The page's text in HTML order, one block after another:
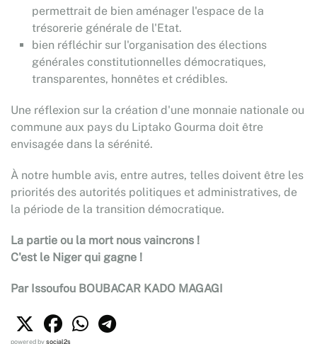
permettrait de bien aménager l'espace de la
trésorerie générale de l'Etat.
bien réfléchir sur l'organisation des élections
générales constitutionnelles démocratiques,
transparentes, honnêtes et crédibles.
Une réflexion sur la création d'une monnaie nationale ou
commune aux pays du Liptako Gourma doit être
envisagée dans la sérénité.
À notre humble avis, entre autres, telles doivent être les
priorités des autorités politiques et administratives, de
la période de la transition démocratique.
La partie ou la mort nous vaincrons !
C'est le Niger qui gagne !
Par Issoufou BOUBACAR KADO MAGAGI
powered bysocial2s